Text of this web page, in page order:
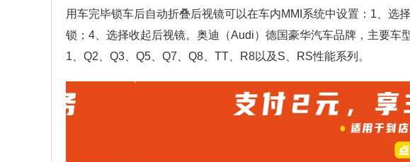
用车完毕锁车后自动折叠后视镜可以在车内MMI系统中设置：1、选
锁；4、选择收起后视镜。奥迪（Audi）德国豪华汽车品牌，主要车
1、Q2、Q3、Q5、Q7、Q8、TT、R8以及S、RS性能系列。